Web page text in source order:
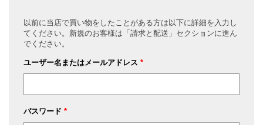
以前に当店で買い物をしたことがある方は以下に詳細を入力し
てください。新規のお客様は「請求と配送」セクションに進ん
でください。
ユーザー名またはメールアドレス *
パスワード *